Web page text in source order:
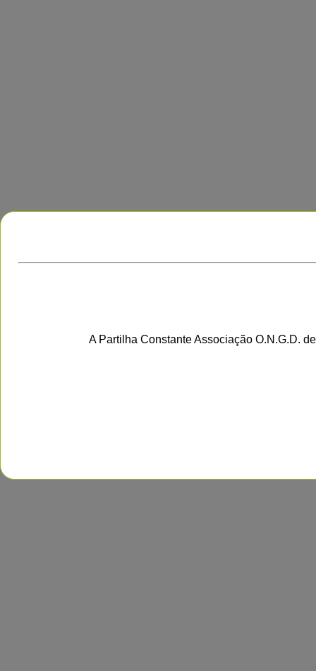
A Partilha Constante Associação O.N.G.D.